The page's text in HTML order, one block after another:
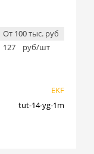
От 100 тыс. руб
127
руб/шт
EKF
tut-14-yg-1m